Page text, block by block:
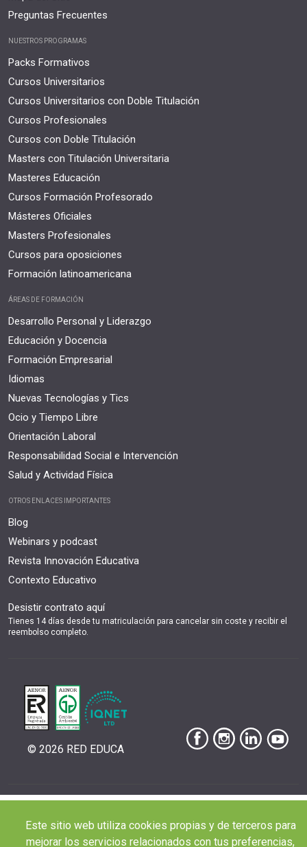
Preguntas Frecuentes
NUESTROS PROGRAMAS
Packs Formativos
Cursos Universitarios
Cursos Universitarios con Doble Titulación
Cursos Profesionales
Cursos con Doble Titulación
Masters con Titulación Universitaria
Masteres Educación
Cursos Formación Profesorado
Másteres Oficiales
Masters Profesionales
Cursos para oposiciones
Formación latinoamericana
ÁREAS DE FORMACIÓN
Desarrollo Personal y Liderazgo
Educación y Docencia
Formación Empresarial
Idiomas
Nuevas Tecnologías y Tics
Ocio y Tiempo Libre
Orientación Laboral
Responsabilidad Social e Intervención
Salud y Actividad Física
OTROS ENLACES IMPORTANTES
Blog
Webinars y podcast
Revista Innovación Educativa
Contexto Educativo
Desistir contrato aquí
Tienes 14 días desde tu matriculación para cancelar sin coste y recibir el
reembolso completo.
© 2026 RED EDUCA
Cookies |Canal de denuncias
Este sitio web utiliza cookies propias y de terceros para
mejorar los servicios relacionados con tus preferencias,